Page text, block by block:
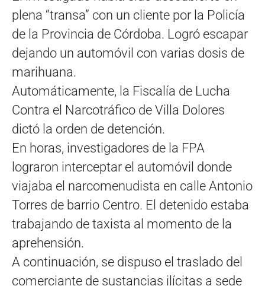
plena “transa” con un cliente por la Policía
de la Provincia de Córdoba. Logró escapar
dejando un automóvil con varias dosis de
marihuana.
Automáticamente, la Fiscalía de Lucha
Contra el Narcotráfico de Villa Dolores
dictó la orden de detención.
En horas, investigadores de la FPA
lograron interceptar el automóvil donde
viajaba el narcomenudista en calle Antonio
Torres de barrio Centro. El detenido estaba
trabajando de taxista al momento de la
aprehensión.
A continuación, se dispuso el traslado del
comerciante de sustancias ilícitas a sede